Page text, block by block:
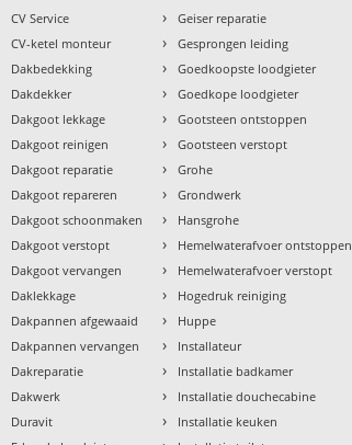
CV Service
CV-ketel monteur
Dakbedekking
Dakdekker
Dakgoot lekkage
Dakgoot reinigen
Dakgoot reparatie
Dakgoot repareren
Dakgoot schoonmaken
Dakgoot verstopt
Dakgoot vervangen
Daklekkage
Dakpannen afgewaaid
Dakpannen vervangen
Dakreparatie
Dakwerk
Duravit
› Geiser reparatie
› Gesprongen leiding
› Goedkoopste loodgieter
› Goedkope loodgieter
› Gootsteen ontstoppen
› Gootsteen verstopt
› Grohe
› Grondwerk
› Hansgrohe
› Hemelwaterafvoer ontstoppen
› Hemelwaterafvoer verstopt
› Hogedruk reiniging
› Huppe
› Installateur
› Installatie badkamer
› Installatie douchecabine
› Installatie keuken